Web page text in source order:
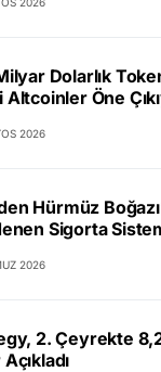
Dolarlık
Altcoinler Öne
2026
Hürmüz
Sigorta
2026
2. Çeyrekte